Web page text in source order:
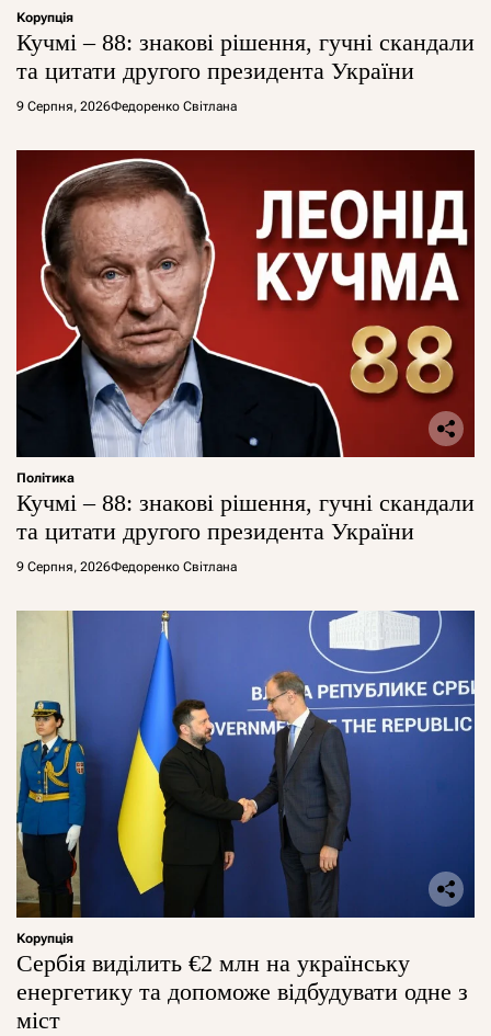
Корупція
Кучмі – 88: знакові рішення, гучні скандали
та цитати другого президента України
9 Серпня, 2026Федоренко Світлана
Політика
Кучмі – 88: знакові рішення, гучні скандали
та цитати другого президента України
9 Серпня, 2026Федоренко Світлана
Корупція
Сербія виділить €2 млн на українську
енергетику та допоможе відбудувати одне з
міст